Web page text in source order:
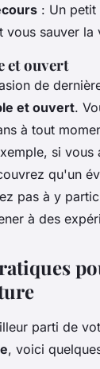
: Un
vous sauver
et ouvert
de
et ouvert.
à tout
si vous
qu'un
pas à y
à des
parti de
, voici